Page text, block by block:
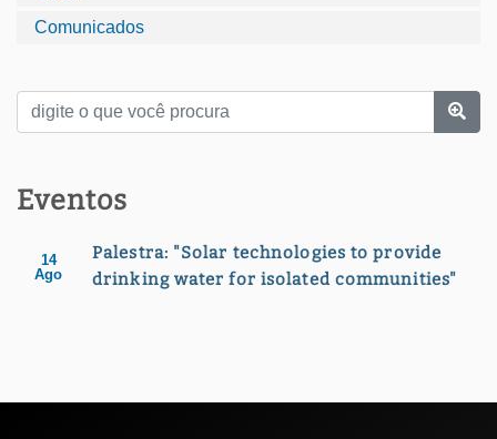
Comunicados
Eventos
14
Ago
Palestra: "Solar technologies to provide
drinking water for isolated communities"